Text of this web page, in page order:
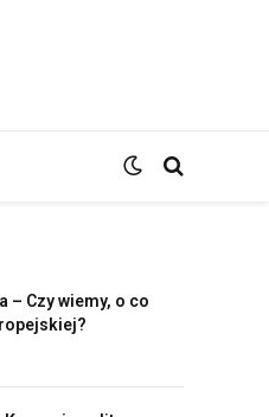
– Czy wiemy, o co